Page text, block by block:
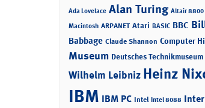
Ada Lovelace Alan Turing Altair 8800
Macintosh ARPANET Atari BASIC BBC
Babbage Claude Shannon Computer
Museum Deutsches Technikmuseum
Wilhelm Leibniz Heinz
IBM IBM PC Intel Intel 8088